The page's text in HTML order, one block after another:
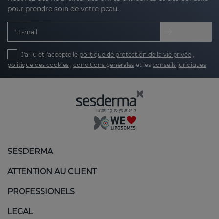
pour prendre soin de votre peau.
E-mail
J'ai lu et j'accepte le politique de protection de la vie privée ,
politique des cookies , conditions générales et les conseils juridiques
SESDERMA
ATTENTION AU CLIENT
PROFESSIONELS
LEGAL